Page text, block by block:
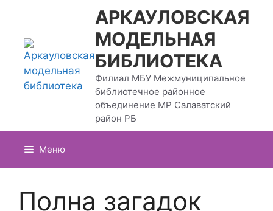
содержимому
АРКАУЛОВСКАЯ
МОДЕЛЬНАЯ
БИБЛИОТЕКА
Филиал МБУ Межмуниципальное
библиотечное районное
объединение МР Салаватский
район РБ
Меню
Полна загадок